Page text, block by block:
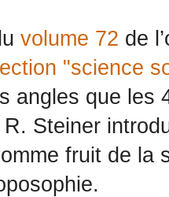
volume 72 de
"science
angles que les
Steiner
fruit de la